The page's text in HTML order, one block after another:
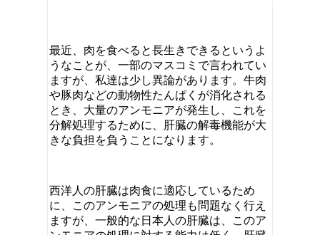
最近、肉を食べると長生きできるというよ
うなことが、一部のマスコミで言われてい
ますが、私達は少し異論があります。牛肉
や豚肉などの動物性たんぱくが消化される
とき、大量のアンモニアが発生し、これを
分解処理するために、肝臓の解毒機能が大
きな負担を負うことになります。
西洋人の肝臓は肉食に適応しているため
に、このアンモニアの処理も問題なく行え
ますが、一般的な日本人の肝臓は、このア